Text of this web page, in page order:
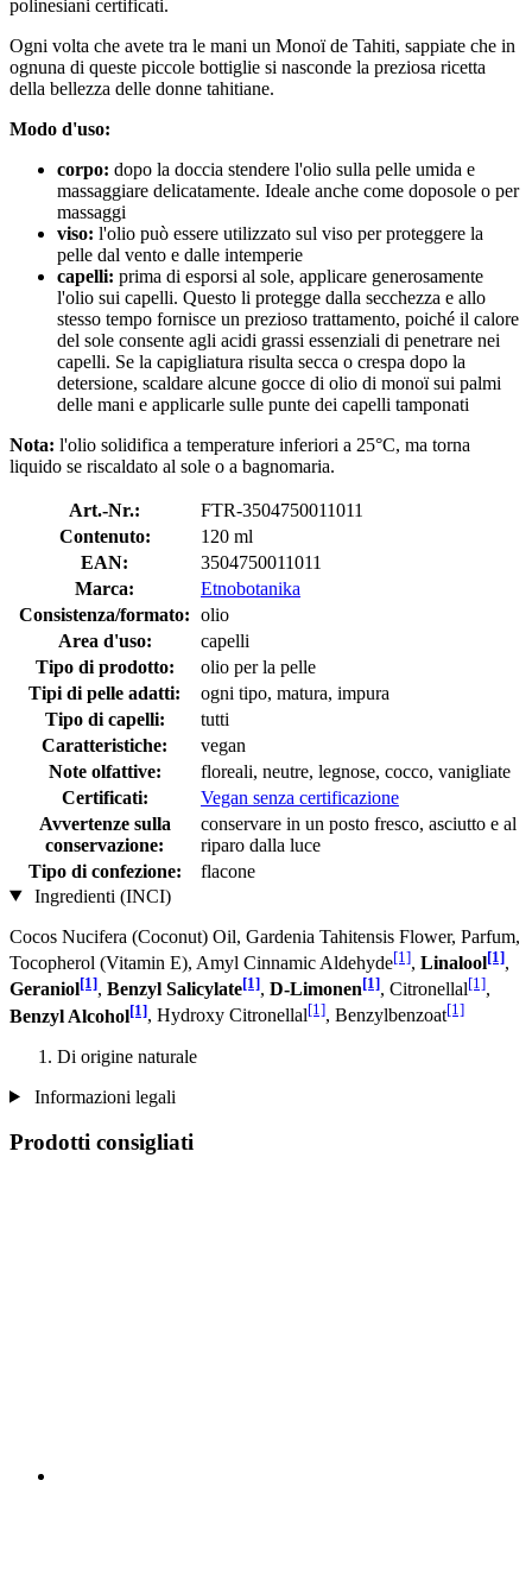
polinesiani certificati.
Ogni volta che avete tra le mani un Monoï de Tahiti, sappiate che in
ognuna di queste piccole bottiglie si nasconde la preziosa ricetta
della bellezza delle donne tahitiane.
Modo d'uso:
corpo: dopo la doccia stendere l'olio sulla pelle umida e
massaggiare delicatamente. Ideale anche come doposole o per
massaggi
viso: l'olio può essere utilizzato sul viso per proteggere la
pelle dal vento e dalle intemperie
capelli: prima di esporsi al sole, applicare generosamente
l'olio sui capelli. Questo li protegge dalla secchezza e allo
stesso tempo fornisce un prezioso trattamento, poiché il calore
del sole consente agli acidi grassi essenziali di penetrare nei
capelli. Se la capigliatura risulta secca o crespa dopo la
detersione, scaldare alcune gocce di olio di monoï sui palmi
delle mani e applicarle sulle punte dei capelli tamponati
Nota: l'olio solidifica a temperature inferiori a 25°C, ma torna
liquido se riscaldato al sole o a bagnomaria.
Art.-Nr.:
FTR-3504750011011
Contenuto:
120 ml
EAN:
3504750011011
Marca:
Etnobotanika
Consistenza/formato: olio
Area d'uso:
capelli
Tipo di prodotto:
olio per la pelle
Tipi di pelle adatti:
ogni tipo, matura, impura
Tipo di capelli:
tutti
Caratteristiche:
vegan
Note olfattive:
floreali, neutre, legnose, cocco, vanigliate
Certificati:
Vegan senza certificazione
Avvertenze sulla
conservazione:
conservare in un posto fresco, asciutto e al
riparo dalla luce
Tipo di confezione:
flacone
Ingredienti (INCI)
Cocos Nucifera (Coconut) Oil, Gardenia Tahitensis Flower, Parfum,
Tocopherol (Vitamin E), Amyl Cinnamic Aldehyde[1], Linalool[1],
Geraniol[1], Benzyl Salicylate[1], D-Limonen[1], Citronellal[1],
Benzyl Alcohol[1], Hydroxy Citronellal[1], Benzylbenzoat[1]
Di origine naturale
Informazioni legali
Prodotti consigliati